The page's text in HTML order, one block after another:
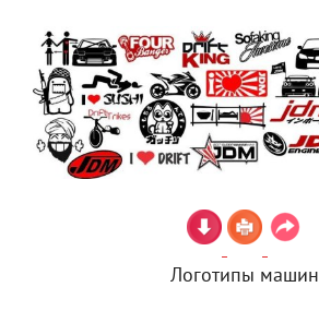
Логотипы машин